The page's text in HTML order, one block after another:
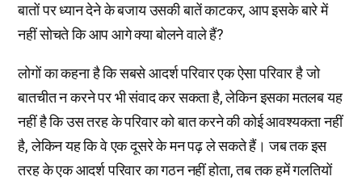
बातों पर ध्यान देने के बजाय उसकी बातें काटकर, आप इसके बारे में
नहीं सोचते कि आप आगे क्या बोलने वाले हैं?
लोगों का कहना है कि सबसे आदर्श परिवार एक ऐसा परिवार है जो
बातचीत न करने पर भी संवाद कर सकता है, लेकिन इसका मतलब यह
नहीं है कि उस तरह के परिवार को बात करने की कोई आवश्यकता नहीं
है, लेकिन यह कि वे एक दूसरे के मन पढ़ ले सकते हैं। जब तक इस
तरह के एक आदर्श परिवार का गठन नहीं होता, तब तक हमें गलतियों